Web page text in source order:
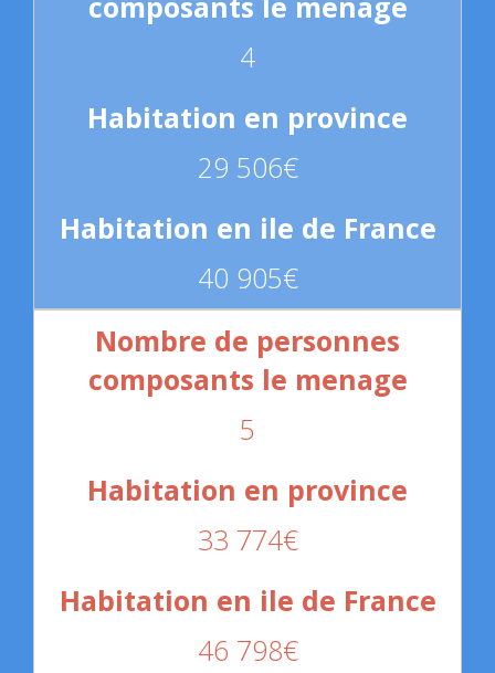
4
29 506€
40 905€
5
33 774€
46 798€